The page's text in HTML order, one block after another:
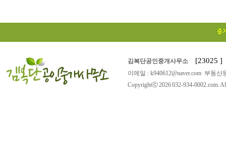
김복단공인중개사무소 [23025 ]
이메일 : k940612@naver.com 부동
Copyrightⓒ 2026 032-934-0002.com.